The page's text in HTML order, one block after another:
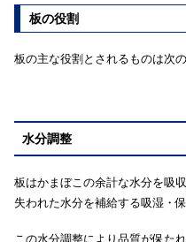
板の役割
板の主な役割とされるものは次
水分調整
板はかまぼこの余計な水分を吸収
失われた水分を補給する吸湿・
この水分調整により品質が保た